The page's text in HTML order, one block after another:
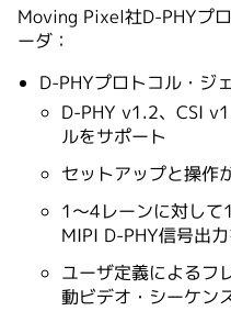
Moving Pixel社D-PHYプ
ーダ：
D-PHYプロトコル・ジ
D-PHY v1.2、CSI
ルをサポート
セットアップと操作
1～4レーンに対し
MIPI D-PHY信号出
ユーザ定義によるフ
動ビデオ・シーケン